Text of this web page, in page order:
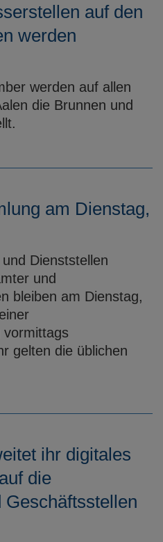
auf den
werden
werden auf allen
die Brunnen und
am Dienstag,
Dienststellen
und
bleiben am Dienstag,
vormittags
gelten die üblichen
ihr digitales
die